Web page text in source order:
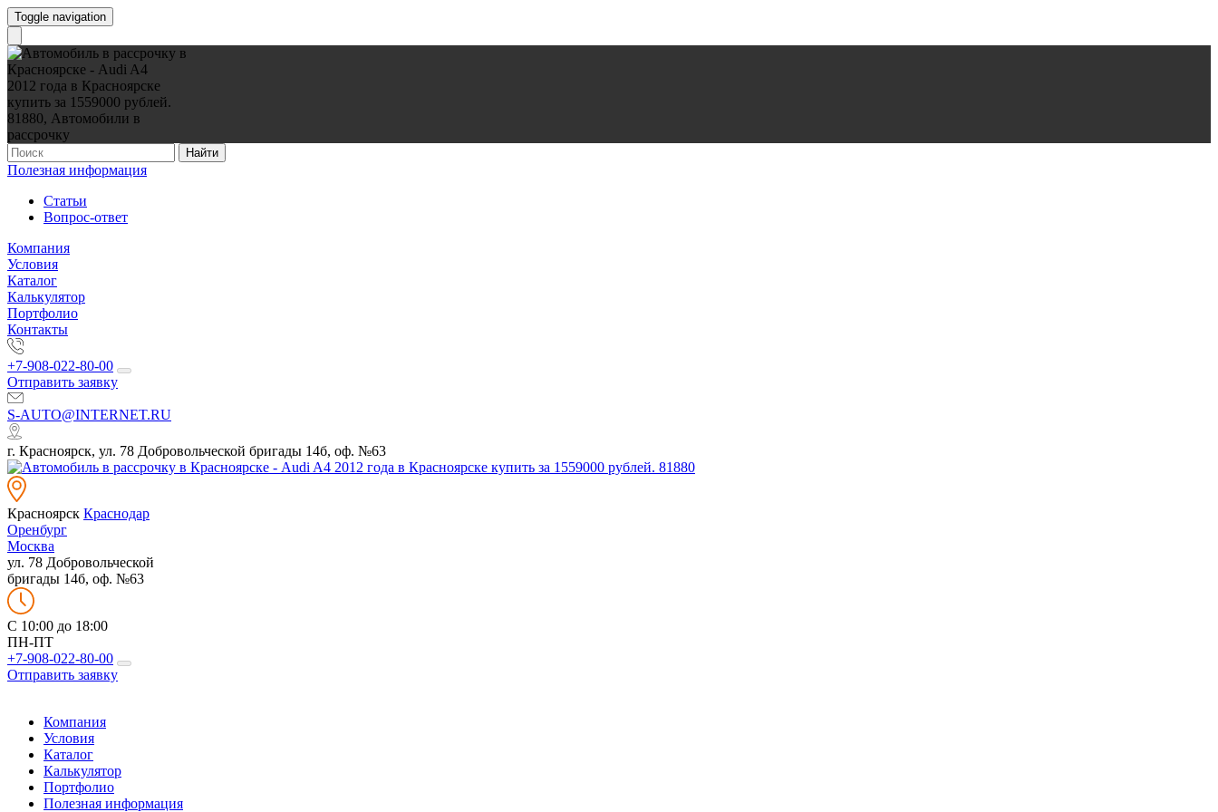
Toggle navigation
Найти
Полезная информация
Статьи
Вопрос-ответ
Компания
Условия
Каталог
Калькулятор
Портфолио
Контакты
+7-908-022-80-00
Отправить заявку
S-AUTO@INTERNET.RU
г. Красноярск, ул. 78 Добровольческой бригады 14б, оф. №63
Красноярск Краснодар
Оренбург
Москва
ул. 78 Добровольческой
бригады 14б, оф. №63
C 10:00 до 18:00
ПН-ПТ
+7-908-022-80-00
Отправить заявку
Компания
Условия
Каталог
Калькулятор
Портфолио
Полезная информация